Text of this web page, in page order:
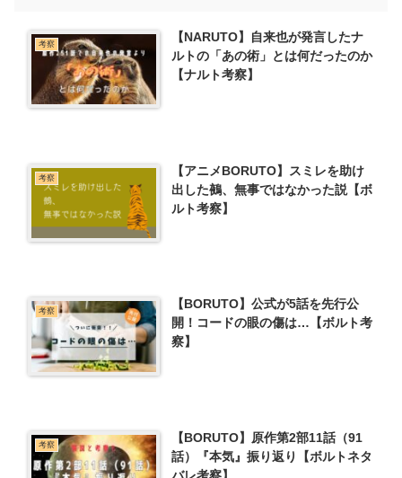
考察
【NARUTO】自来也が発言したナ
ルトの「あの術」とは何だったのか
【ナルト考察】
考察
【アニメBORUTO】スミレを助け
出した鵺、無事ではなかった説【ボ
ルト考察】
考察
【BORUTO】公式が5話を先行公
開！コードの眼の傷は…【ボルト考
察】
考察
【BORUTO】原作第2部11話（91
話）『本気』振り返り【ボルトネタ